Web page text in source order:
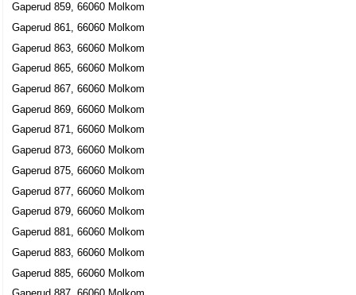
Gaperud 859, 66060 Molkom
Gaperud 861, 66060 Molkom
Gaperud 863, 66060 Molkom
Gaperud 865, 66060 Molkom
Gaperud 867, 66060 Molkom
Gaperud 869, 66060 Molkom
Gaperud 871, 66060 Molkom
Gaperud 873, 66060 Molkom
Gaperud 875, 66060 Molkom
Gaperud 877, 66060 Molkom
Gaperud 879, 66060 Molkom
Gaperud 881, 66060 Molkom
Gaperud 883, 66060 Molkom
Gaperud 885, 66060 Molkom